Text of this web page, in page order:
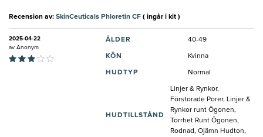
Recension av: SkinCeuticals Phloretin CF ( ingår i kit )
2025-04-22
av Anonym
ÅLDER 40-49
KÖN Kvinna
HUDTYP Normal
HUDTILLSTÅND
Linjer & Rynkor,
Förstorade Porer, Linjer &
Rynkor runt Ögonen,
Torrhet Runt Ögonen,
Rodnad, Ojämn Hudton,